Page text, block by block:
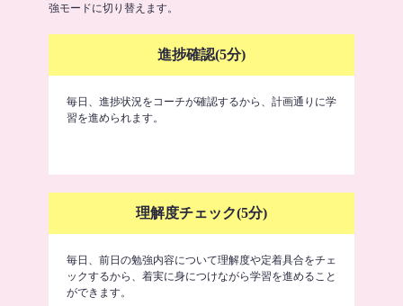
強モードに切り替えます。
進捗確認(5分)
毎日、進捗状況をコーチが確認するから、計画通りに学
習を進められます。
理解度チェック(5分)
毎日、前日の勉強内容について理解度や定着具合をチェ
ックするから、着実に身につけながら学習を進めること
ができます。